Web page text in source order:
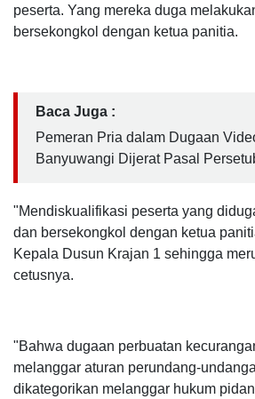
peserta. Yang mereka duga
bersekongkol dengan ketua panitia.
Baca Juga :
Pemeran Pria dalam Dugaan
Banyuwangi Dijerat Pasal
"Mendiskualifikasi peserta yang
dan bersekongkol dengan ketua
Kepala Dusun Krajan 1 sehingga
cetusnya.
"Bahwa dugaan perbuatan
melanggar aturan perundang-
dikategorikan melanggar hukum